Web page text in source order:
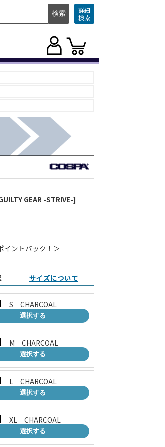
詳細
検索
GEAR -STRIVE-]
イントバック！＞
サイズについて
S CHARCOAL
選択する
M CHARCOAL
選択する
L CHARCOAL
選択する
XL CHARCOAL
選択する